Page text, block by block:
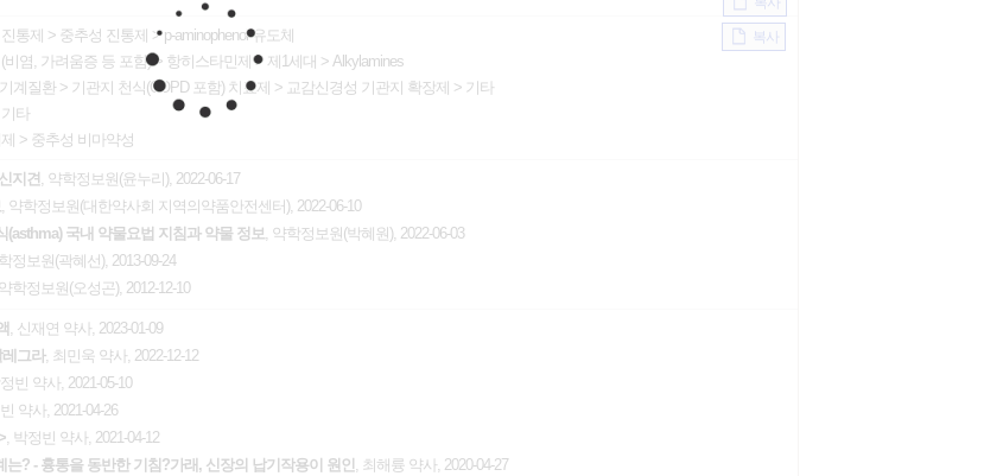
복사
통제 > 중추성 진통제 >p-aminophenol 유도체
비염, 가려움증 등 포함)> 항히스타민제 > 제1세대 > Alkylamines
계질환 > 기관지 천식(COPD 포함) 치료제 > 교감신경성 기관지 확장제 > 기타
기타
> 중추성 비마약성
지견, 약학정보원(윤누리), 2022-06-17
, 약학정보원(대한약사회 지역의약품안전센터), 2022-06-10
(asthma) 국내 약물요법 지침과 약물 정보, 약학정보원(박혜원), 2022-06-03
정보원(곽혜선), 2013-09-24
학정보원(오성곤), 2012-12-10
, 신재연 약사, 2023-01-09
그라, 최민욱 약사, 2022-12-12
빈 약사, 2021-05-10
약사, 2021-04-26
, 박정빈 약사, 2021-04-12
는? - 흉통을 동반한 기침?가래, 신장의 납기작용이 원인, 최해륭 약사, 2020-04-27